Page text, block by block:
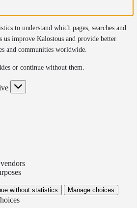
to understand which pages, searches and
us improve Kalostous and provide better
and communities worldwide.
or continue without them.
without statistics
Manage choices